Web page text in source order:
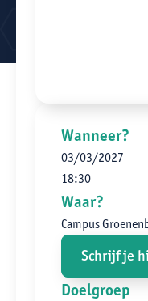
Wanneer?
03/03/2027
18:30
Waar?
Campus
Schrijf je
Doelgroep